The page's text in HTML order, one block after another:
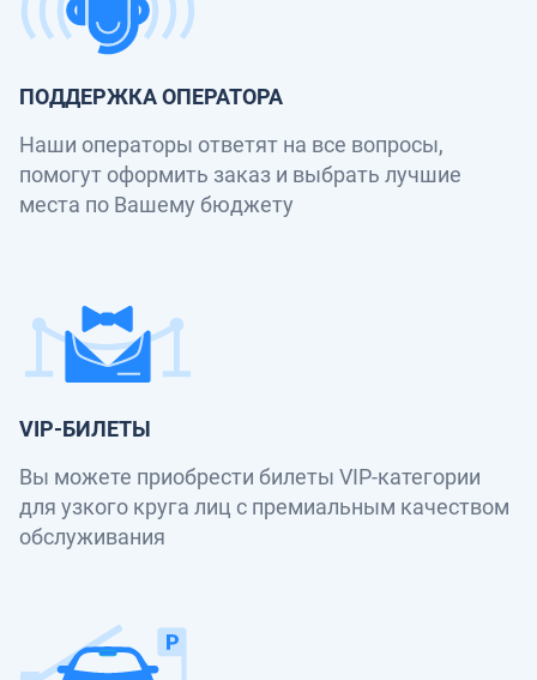
ПОДДЕРЖКА ОПЕРАТОРА
Наши операторы ответят на все вопросы,
помогут оформить заказ и выбрать лучшие
места по Вашему бюджету
VIP-БИЛЕТЫ
Вы можете приобрести билеты VIP-категории
для узкого круга лиц с премиальным качеством
обслуживания